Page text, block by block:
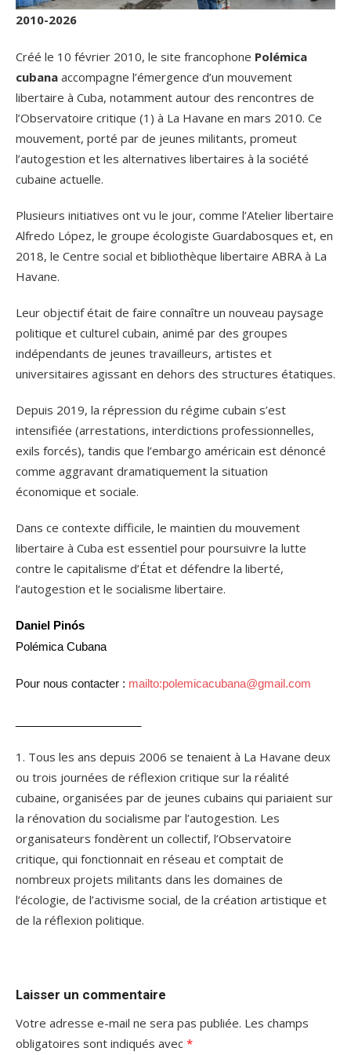
2010-2026
Créé le 10 février 2010, le site francophone Polémica
cubana accompagne l’émergence d’un mouvement
libertaire à Cuba, notamment autour des rencontres de
l’Observatoire critique (1) à La Havane en mars 2010. Ce
mouvement, porté par de jeunes militants, promeut
l’autogestion et les alternatives libertaires à la société
cubaine actuelle.
Plusieurs initiatives ont vu le jour, comme l’Atelier libertaire
Alfredo López, le groupe écologiste Guardabosques et, en
2018, le Centre social et bibliothèque libertaire ABRA à La
Havane.
Leur objectif était de faire connaître un nouveau paysage
politique et culturel cubain, animé par des groupes
indépendants de jeunes travailleurs, artistes et
universitaires agissant en dehors des structures étatiques.
Depuis 2019, la répression du régime cubain s’est
intensifiée (arrestations, interdictions professionnelles,
exils forcés), tandis que l’embargo américain est dénoncé
comme aggravant dramatiquement la situation
économique et sociale.
Dans ce contexte difficile, le maintien du mouvement
libertaire à Cuba est essentiel pour poursuivre la lutte
contre le capitalisme d’État et défendre la liberté,
l’autogestion et le socialisme libertaire.
Daniel Pinós
Polémica Cubana
Pour nous contacter : mailto:polemicacubana@gmail.com
1. Tous les ans depuis 2006 se tenaient à La Havane deux
ou trois journées de réflexion critique sur la réalité
cubaine, organisées par de jeunes cubains qui pariaient sur
la rénovation du socialisme par l’autogestion. Les
organisateurs fondèrent un collectif, l’Observatoire
critique, qui fonctionnait en réseau et comptait de
nombreux projets militants dans les domaines de
l’écologie, de l’activisme social, de la création artistique et
de la réflexion politique.
Laisser un commentaire
Votre adresse e-mail ne sera pas publiée. Les champs
obligatoires sont indiqués avec *